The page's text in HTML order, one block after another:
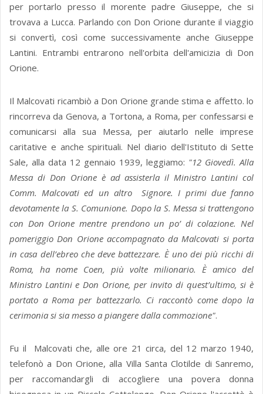
per portarlo presso il morente padre Giuseppe, che si
trovava a Lucca. Parlando con Don Orione durante il viaggio
si convertì, così come successivamente anche Giuseppe
Lantini. Entrambi entrarono nell'orbita dell'amicizia di Don
Orione.
Il Malcovati ricambiò a Don Orione grande stima e affetto. lo
rincorreva da Genova, a Tortona, a Roma, per confessarsi e
comunicarsi alla sua Messa, per aiutarlo nelle imprese
caritative e anche spirituali. Nel diario dell'Istituto di Sette
Sale, alla data 12 gennaio 1939, leggiamo: "12 Giovedì. Alla
Messa di Don Orione è ad assisterla il Ministro Lantini col
Comm. Malcovati ed un altro Signore. I primi due fanno
devotamente la S. Comunione. Dopo la S. Messa si trattengono
con Don Orione mentre prendono un po’ di colazione. Nel
pomeriggio Don Orione accompagnato da Malcovati si porta
in casa dell’ebreo che deve battezzare. È uno dei più ricchi di
Roma, ha nome Coen, più volte milionario. È amico del
Ministro Lantini e Don Orione, per invito di quest’ultimo, si è
portato a Roma per battezzarlo. Ci raccontò come dopo la
cerimonia si sia messo a piangere dalla commozione".
Fu il Malcovati che, alle ore 21 circa, del 12 marzo 1940,
telefonò a Don Orione, alla Villa Santa Clotilde di Sanremo,
per raccomandargli di accogliere una povera donna